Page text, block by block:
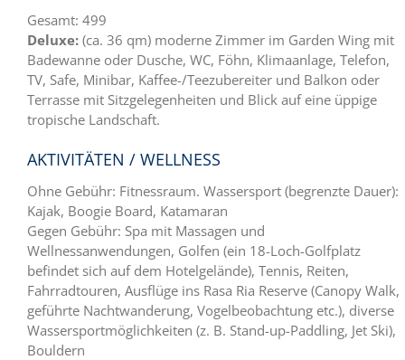
Gesamt: 499
Deluxe: (ca. 36 qm) moderne Zimmer im Garden Wing mit
Badewanne oder Dusche, WC, Föhn, Klimaanlage, Telefon,
TV, Safe, Minibar, Kaffee-/Teezubereiter und Balkon oder
Terrasse mit Sitzgelegenheiten und Blick auf eine üppige
tropische Landschaft.
AKTIVITÄTEN / WELLNESS
Ohne Gebühr: Fitnessraum. Wassersport (begrenzte Dauer):
Kajak, Boogie Board, Katamaran
Gegen Gebühr: Spa mit Massagen und
Wellnessanwendungen, Golfen (ein 18-Loch-Golfplatz
befindet sich auf dem Hotelgelände), Tennis, Reiten,
Fahrradtouren, Ausflüge ins Rasa Ria Reserve (Canopy Walk,
geführte Nachtwanderung, Vogelbeobachtung etc.), diverse
Wassersportmöglichkeiten (z. B. Stand-up-Paddling, Jet Ski),
Bouldern